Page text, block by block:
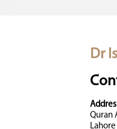
Dr
Quran
Lahore